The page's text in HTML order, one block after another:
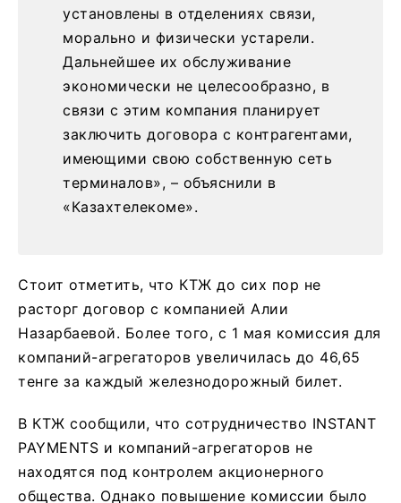
установлены в отделениях связи,
морально и физически устарели.
Дальнейшее их обслуживание
экономически не целесообразно, в
связи с этим компания планирует
заключить договора с контрагентами,
имеющими свою собственную сеть
терминалов», – объяснили в
«Казахтелекоме».
Стоит отметить, что КТЖ до сих пор не
расторг договор с компанией Алии
Назарбаевой. Более того, с 1 мая комиссия для
компаний-агрегаторов увеличилась до 46,65
тенге за каждый железнодорожный билет.
В КТЖ сообщили, что сотрудничество INSTANT
PAYMENTS и компаний-агрегаторов не
находятся под контролем акционерного
общества. Однако повышение комиссии было